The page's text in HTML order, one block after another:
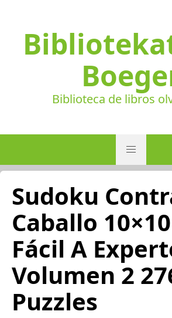
Biblioteca de libros
Sudoku
Caballo
Fácil A
Volumen 2
Puzzles